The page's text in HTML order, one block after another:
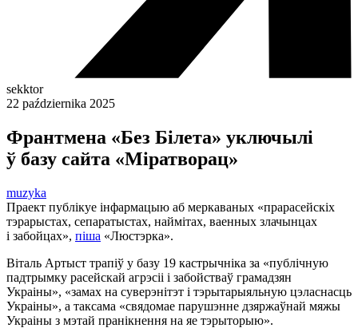
sekktor
22 października 2025
Франтмена «Без Білета» уключылі
ў базу сайта «Міратворац»
muzyka
Праект публікуе інфармацыю аб меркаваных «прарасейскіх
тэрарыстах, сепаратыстах, наймітах, ваенных злачынцах
і забойцах», піша «Люстэрка».
Віталь Артыст трапіў у базу 19 кастрычніка за «публічную
падтрымку расейскай агрэсіі і забойстваў грамадзян
Украіны», «замах на суверэнітэт і тэрытарыяльную цэласнасць
Украіны», а таксама «свядомае парушэнне дзяржаўнай мяжы
Украіны з мэтай пранікнення на яе тэрыторыю».